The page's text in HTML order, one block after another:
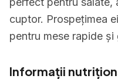
cuptor. Prospețimea
pentru mese rapide și
Informații